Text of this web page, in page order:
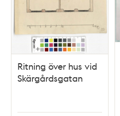
Ritning över hus vid
Skärgårdsgatan